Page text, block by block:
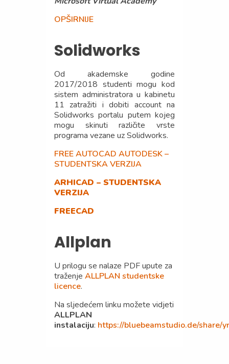
OPŠIRNIJE
Solidworks
Od akademske godine
2017/2018 studenti mogu kod
sistem administratora u kabinetu
11 zatražiti i dobiti account na
Solidworks portalu putem kojeg
mogu skinuti različite vrste
programa vezane uz Solidworks.
FREE AUTOCAD AUTODESK –
STUDENTSKA VERZIJA
ARHICAD – STUDENTSKA
VERZIJA
FREECAD
Allplan
U prilogu se nalaze PDF upute za
traženje ALLPLAN studentske
licence.
Na sljedećem linku možete vidjeti
ALLPLAN
instalaciju: https://bluebeamstudio.de/share/